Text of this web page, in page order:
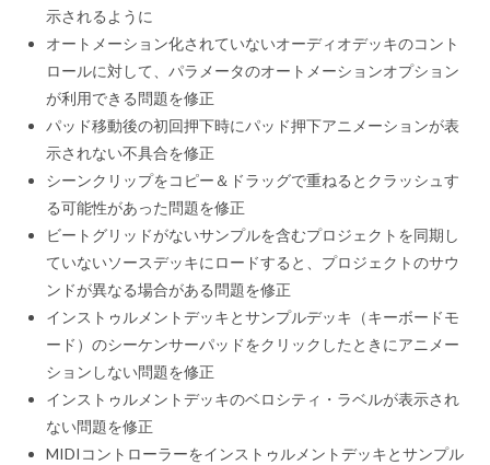
示されるように
オートメーション化されていないオーディオデッキのコント
ロールに対して、パラメータのオートメーションオプション
が利用できる問題を修正
パッド移動後の初回押下時にパッド押下アニメーションが表
示されない不具合を修正
シーンクリップをコピー＆ドラッグで重ねるとクラッシュす
る可能性があった問題を修正
ビートグリッドがないサンプルを含むプロジェクトを同期し
ていないソースデッキにロードすると、プロジェクトのサウ
ンドが異なる場合がある問題を修正
インストゥルメントデッキとサンプルデッキ（キーボードモ
ード）のシーケンサーパッドをクリックしたときにアニメー
ションしない問題を修正
インストゥルメントデッキのベロシティ・ラベルが表示され
ない問題を修正
MIDIコントローラーをインストゥルメントデッキとサンプル